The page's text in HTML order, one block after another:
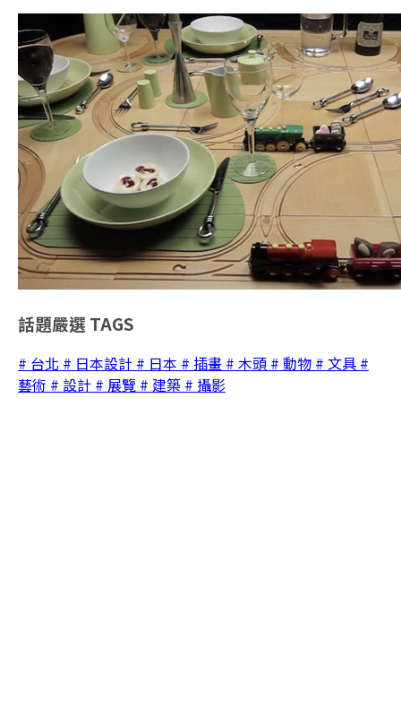
話題嚴選 TAGS
# 台北 # 日本設計 # 日本 # 插畫 # 木頭 # 動物 # 文具 #
藝術 # 設計 # 展覽 # 建築 # 攝影